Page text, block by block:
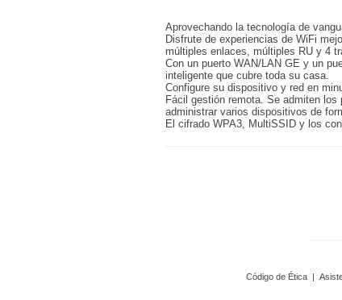
Aprovechando la tecnología de
Disfrute de experiencias de WiFi
múltiples enlaces, múltiples RU y 4
Con un puerto WAN/LAN GE y un
inteligente que cubre toda su casa.
Configure su dispositivo y red en
Fácil gestión remota. Se admiten
administrar varios dispositivos de
El cifrado WPA3, MultiSSID y los
Código de Ética |